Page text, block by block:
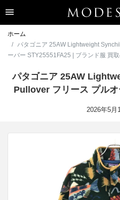
ホーム
パタゴニア 25AW Lightweight
ーバー STY25551FA25 | ブランド服 買
パタゴニア 25AW
Pullover フリース プル
2026年5月